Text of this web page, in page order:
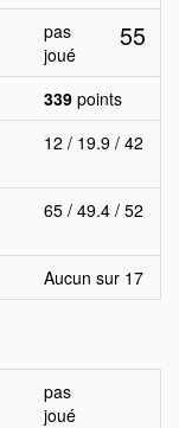
pas
joué
55
339 points
12 / 19.9 / 42
65 / 49.4 / 52
Aucun sur 17
pas
joué